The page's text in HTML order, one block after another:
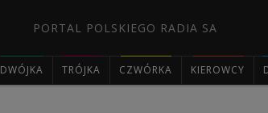
PORTAL POLSKIEGO RADIA SA
DWÓJKA TRÓJKA CZWÓRKA KIEROWCY